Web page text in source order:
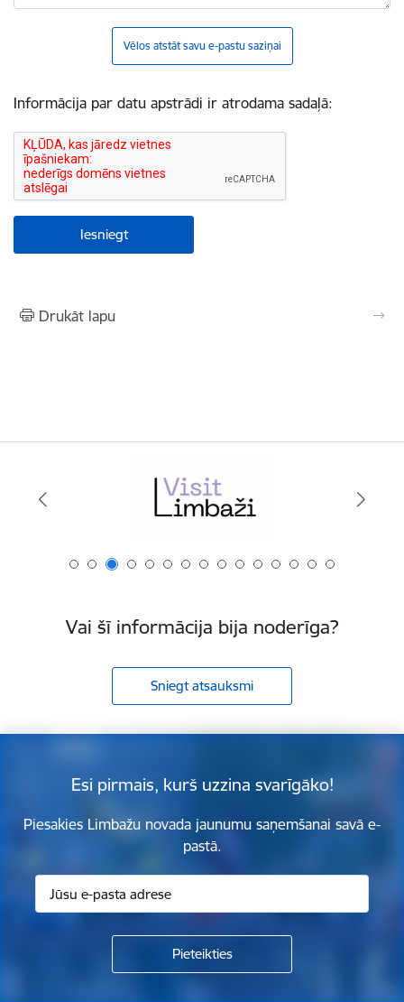
Vēlos atstāt savu e-pastu saziņai
Informācija par datu apstrādi ir atrodama sadaļā:
Drukāt lapu
Vai šī informācija bija noderīga?
Sniegt atsauksmi
Esi pirmais, kurš uzzina svarīgāko!
Piesakies Limbažu novada jaunumu saņemšanai savā e-
pastā.